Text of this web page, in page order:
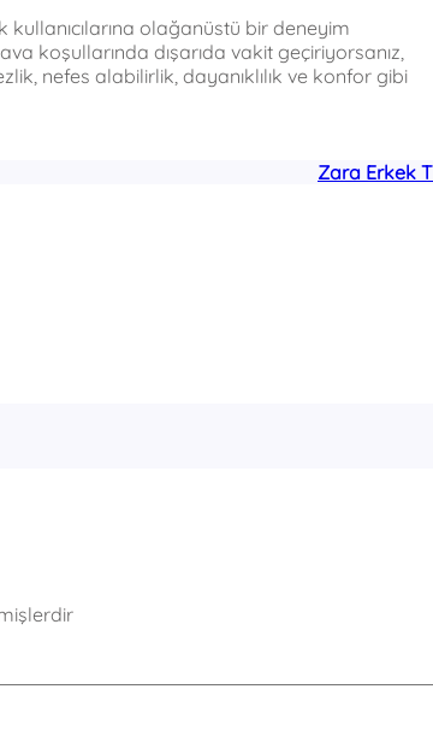
olağanüstü bir deneyim
koşullarında dışarıda vakit geçiriyorsanız,
nefes alabilirlik, dayanıklılık ve konfor gibi
Zara Erkek